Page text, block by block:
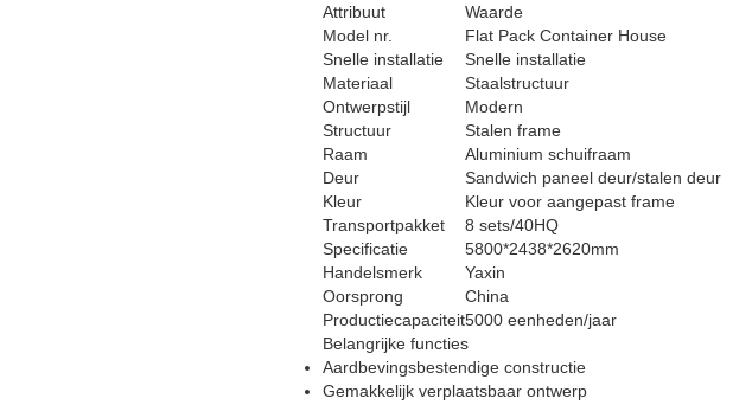
Attribuut
Waarde
Model nr.
Flat Pack Container House
Snelle installatie
Snelle installatie
Materiaal
Staalstructuur
Ontwerpstijl
Modern
Structuur
Stalen frame
Raam
Aluminium schuifraam
Deur
Sandwich paneel deur/stalen deur
Kleur
Kleur voor aangepast frame
Transportpakket
8 sets/40HQ
Specificatie
5800*2438*2620mm
Handelsmerk
Yaxin
Oorsprong
China
Productiecapaciteit5000 eenheden/jaar
Belangrijke functies
Aardbevingsbestendige constructie
Gemakkelijk verplaatsbaar ontwerp